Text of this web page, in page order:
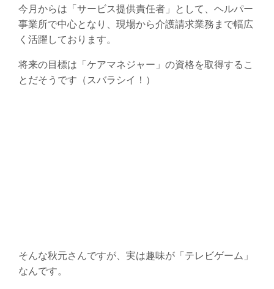
今月からは「サービス提供責任者」として、ヘルパー
事業所で中心となり、現場から介護請求業務まで幅広
く活躍しております。
将来の目標は「ケアマネジャー」の資格を取得するこ
とだそうです（スバラシイ！）
そんな秋元さんですが、実は趣味が「テレビゲーム」
なんです。